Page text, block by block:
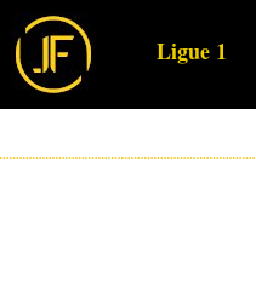
Ligue 1